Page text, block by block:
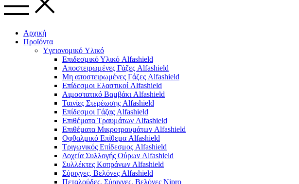
Αρχική
Προϊόντα
Yγειονομικό Yλικό
Επιδεσμικό Υλικό Alfashield
Αποστειρωμένες Γάζες Alfashield
Μη αποστειρωμένες Γάζες Alfashield
Επίδεσμοι Ελαστικοί Alfashield
Αιμοστατικό Βαμβάκι Alfashield
Ταινίες Στερέωσης Alfashield
Επίδεσμοι Γάζας Alfashield
Επιθέματα Τραυμάτων Alfashield
Επιθέματα Μικροτραυμάτων Alfashield
Οφθαλμικό Eπίθεμα Alfashield
Τριγωνικός Επίδεσμος Alfashield
Δοχεία Συλλογής Ούρων Alfashield
Συλλέκτες Κοπράνων Alfashield
Σύριγγες, Βελόνες Alfashield
Πεταλούδες, Σύριγγες, Βελόνες Nipro